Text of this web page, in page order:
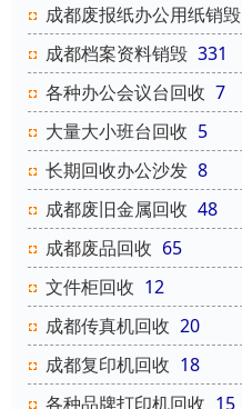
成都废报纸办公用纸销毁
成都档案资料销毁 331
各种办公会议台回收 7
大量大小班台回收 5
长期回收办公沙发 8
成都废旧金属回收 48
成都废品回收 65
文件柜回收 12
成都传真机回收 20
成都复印机回收 18
各种品牌打印机回收 15